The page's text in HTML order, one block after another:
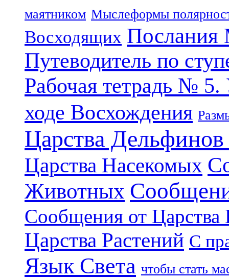
маятником Мыслеформы
Восходящих Послания
Путеводитель по
Рабочая тетрадь №
ходе Восхождения
Царства
Царства Насекомых
Животных
Сообщения от Царства
Царства Растений С
Язык Света чтобы стать